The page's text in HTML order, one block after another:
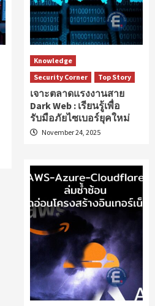
Knowledge
Security Corner
Top Story
เจาะตลาดแรงงานสาย
Dark Web : เรียนรู้เพื่อ
รับมือภัยไซเบอร์ยุคใหม่
November 24, 2025